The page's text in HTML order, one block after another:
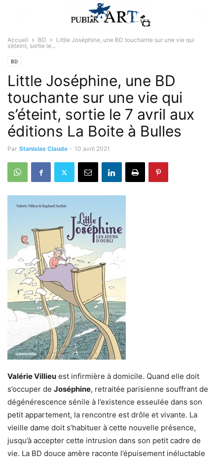
Accueil BD
Little Joséphine, une BD touchante sur une vie qui
s’éteint, sortie le...
BD
Little Joséphine, une BD
touchante sur une vie qui
s’éteint, sortie le 7 avril aux
éditions La Boite à Bulles
Par Stanislas Claude - 10 avril 2021
Valérie Villieu est infirmière à domicile. Quand elle doit
s’occuper de Joséphine, retraitée parisienne souffrant de
dégénérescence sénile à l’existence esseulée dans son
petit appartement, la rencontre est drôle et vivante. La
vieille dame doit s’habituer à cette nouvelle présence,
jusqu’à accepter cette intrusion dans son petit cadre de
vie. La BD douce amère raconte l’épuisement inéluctable